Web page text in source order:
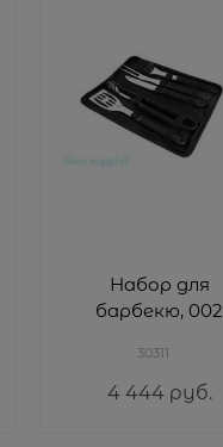
Набор для
барбекю, 002
30311
4 444 руб.